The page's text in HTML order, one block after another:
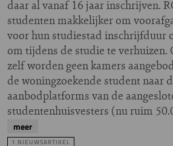
daar al vanaf 16 jaar inschrijven.
studenten makkelijker om
voor hun studiestad inschrijfduur
om tijdens de studie te verhuizen.
zelf worden geen kamers
de woningzoekende student naar
aanbodplatforms van de
studentenhuisvesters (nu ruim
meer
1 NIEUWSARTIKEL